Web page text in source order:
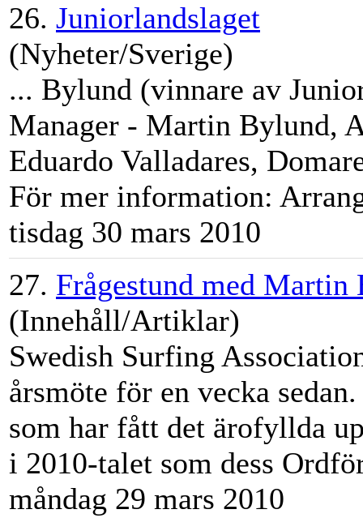
26. Juniorlandslaget
(Nyheter/Sverige)
... Bylund (vinnare av
Manager - Martin Bylund,
Eduardo Valladares,
För mer information:
tisdag 30 mars 2010
27. Frågestund med Martin
(Innehåll/Artiklar)
Swedish Surfing
årsmöte för en vecka
som har fått det ärofyllda
i 2010-talet som dess
måndag 29 mars 2010